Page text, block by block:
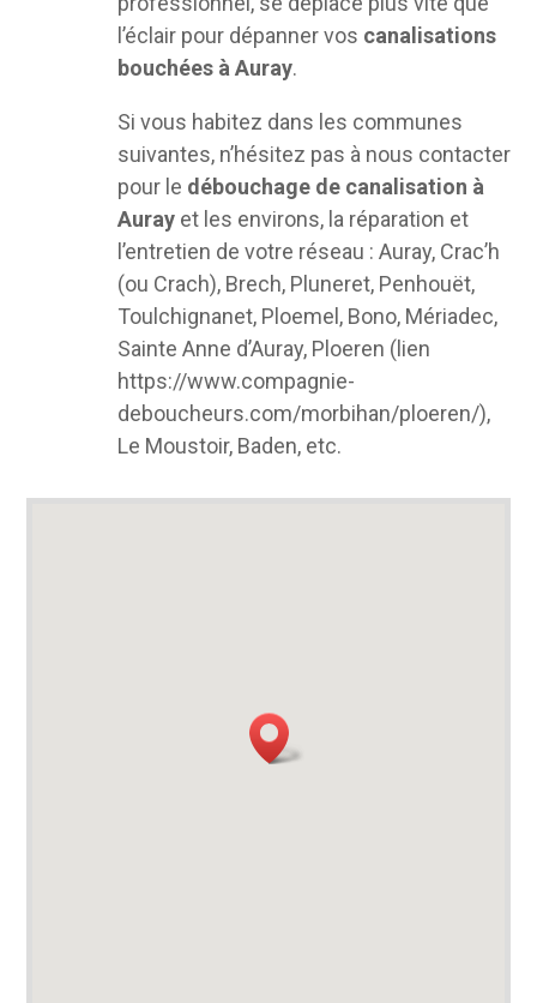
l’éclair pour dépanner vos canalisations
bouchées à Auray.
Si vous habitez dans les communes
suivantes, n’hésitez pas à nous contacter
pour le débouchage de canalisation à
Aurayet les environs, la réparation et
l’entretien de votre réseau : Auray, Crac’h
(ou Crach), Brech, Pluneret, Penhouët,
Toulchignanet, Ploemel, Bono, Mériadec,
Sainte Anne d’Auray, Ploeren (lien
https://www.compagnie-
deboucheurs.com/morbihan/ploeren/),
Le Moustoir, Baden, etc.